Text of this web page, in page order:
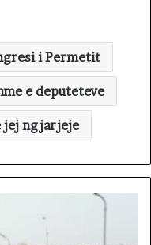
i Permetit
e deputeteve
jej ngjarjeje